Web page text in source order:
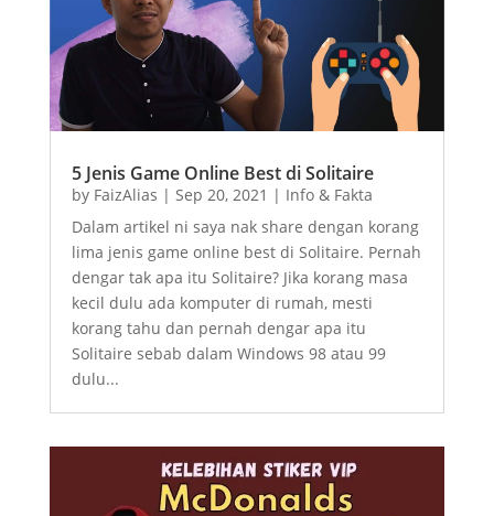
5 Jenis Game Online Best di Solitaire
by FaizAlias | Sep 20, 2021 | Info & Fakta
Dalam artikel ni saya nak share dengan korang
lima jenis game online best di Solitaire. Pernah
dengar tak apa itu Solitaire? Jika korang masa
kecil dulu ada komputer di rumah, mesti
korang tahu dan pernah dengar apa itu
Solitaire sebab dalam Windows 98 atau 99
dulu...